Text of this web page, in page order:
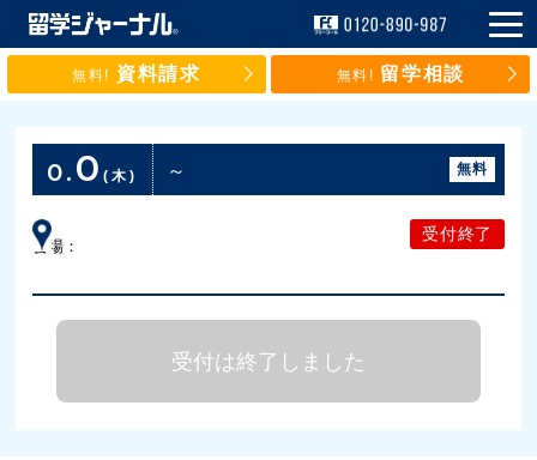
無料! 資料請求 無料! 留学相談
0. 0 (木) ～ 無料
受付終了
会場：
受付は終了しました